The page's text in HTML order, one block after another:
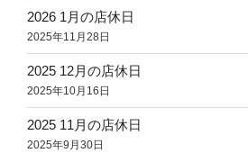
2026 1月の店休日
2025年11月28日
2025 12月の店休日
2025年10月16日
2025 11月の店休日
2025年9月30日